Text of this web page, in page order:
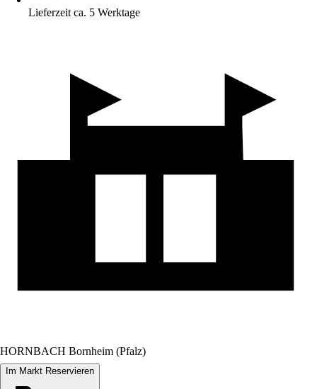
Lieferzeit ca. 5 Werktage
HORNBACH Bornheim (Pfalz)
Im Markt Reservieren